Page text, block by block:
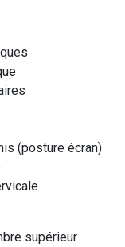
(posture écran)
supérieur